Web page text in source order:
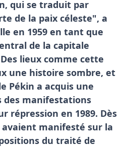
qui se traduit par
de la paix céleste", a
en 1959 en tant que
de la capitale
lieux comme cette
une histoire sombre, et
Pékin a acquis une
manifestations
répression en 1989. Dès
avaient manifesté sur la
du traité de